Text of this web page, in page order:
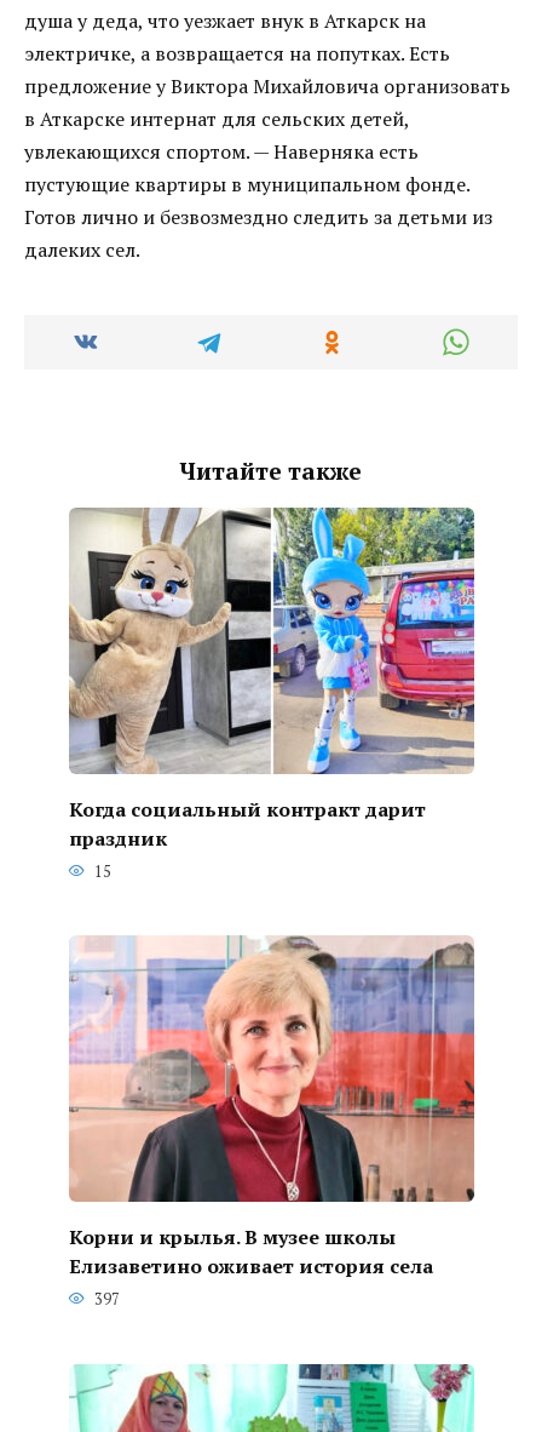
душа у деда, что уезжает внук в Аткарск на
электричке, а возвращается на попутках. Есть
предложение у Виктора Михайловича организовать
в Аткарске интернат для сельских детей,
увлекающихся спортом. — Наверняка есть
пустующие квартиры в муниципальном фонде.
Готов лично и безвозмездно следить за детьми из
далеких сел.
Читайте также
Когда социальный контракт дарит
праздник
15
Корни и крылья. В музее школы
Елизаветино оживает история села
397